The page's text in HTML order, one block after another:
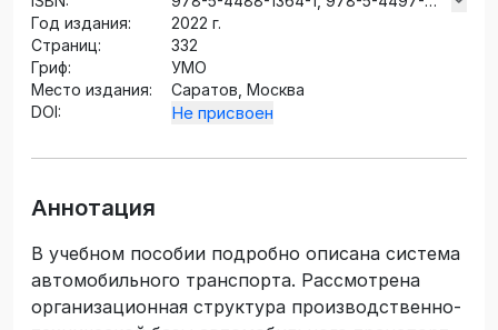
1404-6
Год издания:
2022 г.
Страниц:
332
Гриф:
УМО
Место издания:
Саратов, Москва
DOI:
Не присвоен
Аннотация
В учебном пособии подробно описана система
автомобильного транспорта. Рассмотрена
организационная структура производственно-